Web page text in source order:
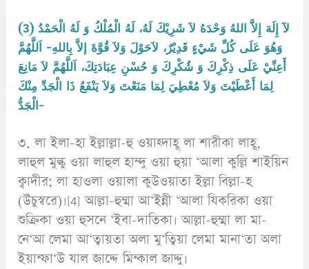
(3) لآ إِلَهَ إِلاَّ اللهُ وَحْدَهُ لاَ شَرِيْكَ لَهُ، لَهُ الْمُلْكُ وَ لَهُ الْحَمْدُ
وَهُوَ عَلَى كُلِّ شَيْءٍ قَدِيْرٌ، لاَحَوْلَ وَلاَ قُوَّةَ إلاَّ بِاللهِ- اَللَّهُمَّ
أَعِنِّيْ عَلَى ذِكْرِكَ وَ شُكْرِكَ وَ حُسْنِ عِبَادَتِكَ، اَللَّهُمَّ لاَ مَانِعَ
لِمَا أَعْطَيْتَ وَلاَ مُعْطِيَ لِمَا مَنَعْتَ وَلاَ يَنْفَعُ ذَا الْجَدِّ مِنْكَ
الْجَدُّ-
৩. লা ইলা-হা ইল্লাল্লা-হু ওয়াহ্দাহূ লা শারীকা লাহূ,
লাহুল মুল্কু ওয়া লাহুল হাম্দু ওয়া হুয়া ‘আলা কুল্লি শাইয়িন
ক্বাদীর; লা হাওলা ওয়ালা কুউওয়াতা ইল্লা বিল্লা-হ
(উঁচুস্বরে)।[4] আল্লা-হুম্মা আ‘ইন্নী ‘আলা যিকরিকা ওয়া
শুক্রিকা ওয়া হুসনে ‘ইবা-দাতিকা। আল্লা-হুম্মা লা মা-
নে‘আ লেমা আ‘ত্বায়তা অলা মু‘ত্বিয়া লেমা মানা‘তা অলা
ইয়ান্ফা‘উ যাল জাদ্দে মিন্কাল জাদ্দু।